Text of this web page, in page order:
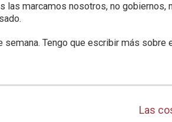
las marcamos nosotros, no gobiernos,
Tengo que escribir más sobre
Las